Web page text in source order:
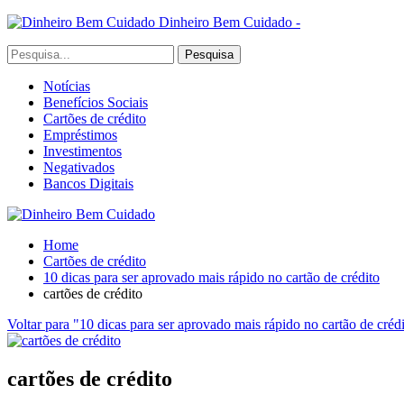
Dinheiro Bem Cuidado -
Notícias
Benefícios Sociais
Cartões de crédito
Empréstimos
Investimentos
Negativados
Bancos Digitais
Home
Cartões de crédito
10 dicas para ser aprovado mais rápido no cartão de crédito
cartões de crédito
Voltar para "10 dicas para ser aprovado mais rápido no cartão de
cartões de crédito